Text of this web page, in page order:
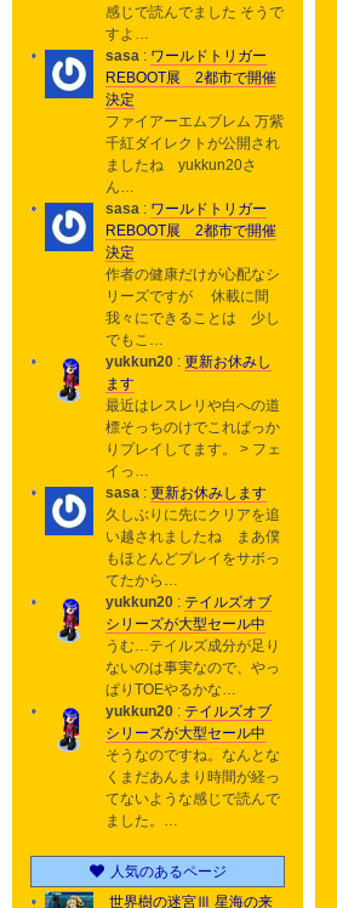
感じで読んでました そうで
すよ…
sasa : ワールドトリガー
REBOOT展 2都市で開催
決定
ファイアーエムブレム 万紫
千紅ダイレクトが公開され
ましたね yukkun20さ
ん…
sasa : ワールドトリガー
REBOOT展 2都市で開催
決定
作者の健康だけが心配なシ
リーズですが 休載に間
我々にできることは 少し
でもこ…
yukkun20 : 更新お休みし
ます
最近はレスレリや白への道
標そっちのけでこればっか
りプレイしてます。 > フェ
イっ…
sasa : 更新お休みします
久しぶりに先にクリアを追
い越されましたね まあ僕
もほとんどプレイをサボっ
てたから…
yukkun20 : テイルズオブ
シリーズが大型セール中
うむ…テイルズ成分が足り
ないのは事実なので、やっ
ぱりTOEやるかな…
yukkun20 : テイルズオブ
シリーズが大型セール中
そうなのですね。なんとな
くまだあんまり時間が経っ
てないような感じで読んで
ました。…
人気のあるページ
世界樹の迷宮Ⅲ 星海の来